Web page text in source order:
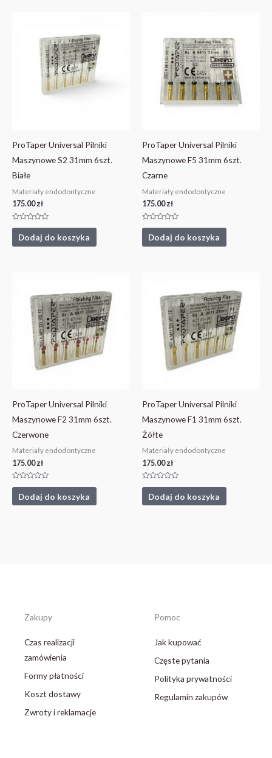
ProTaper Universal Pilniki
Maszynowe S2 31mm 6szt.
Białe
Materiały endodontyczne
175.00zł
Oceniono
5
Dodaj do koszyka
ProTaper Universal Pilniki
Maszynowe F5 31mm 6szt.
Czarne
Materiały endodontyczne
175.00zł
Oceniono
5
Dodaj do koszyka
ProTaper Universal Pilniki
Maszynowe F2 31mm 6szt.
Czerwone
Materiały endodontyczne
175.00zł
Oceniono
5
Dodaj do koszyka
ProTaper Universal Pilniki
Maszynowe F1 31mm 6szt.
Żółte
Materiały endodontyczne
175.00zł
Oceniono
5
Dodaj do koszyka
Zakupy
Czas realizacji
zamówienia
Formy płatności
Koszt dostawy
Zwroty i reklamacje
Pomoc
Jak kupować
Częste pytania
Polityka prywatności
Regulamin zakupów